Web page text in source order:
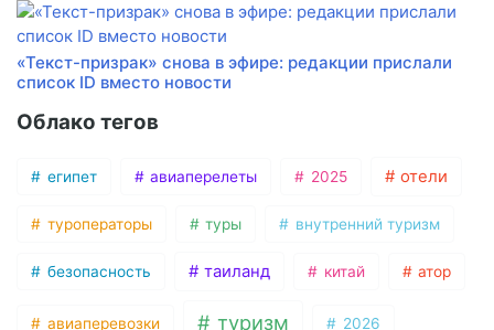
«Текст-призрак» снова в эфире: редакции прислали
список ID вместо новости
Облако тегов
египет авиаперелеты 2025 отели
туроператоры туры внутренний туризм
безопасность таиланд китай атор
авиаперевозки туризм 2026